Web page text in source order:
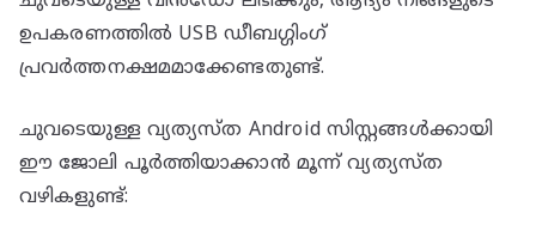
ഉപകരണത്തിൽ USB ഡീബഗ്ഗിംഗ്
പ്രവർത്തനക്ഷമമാക്കേണ്ടതുണ്ട്.
ചുവടെയുള്ള വ്യത്യസ്ത Android സിസ്റ്റങ്ങൾക്കായി
ഈ ജോലി പൂർത്തിയാക്കാൻ മൂന്ന് വ്യത്യസ്ത
വഴികളുണ്ട്: